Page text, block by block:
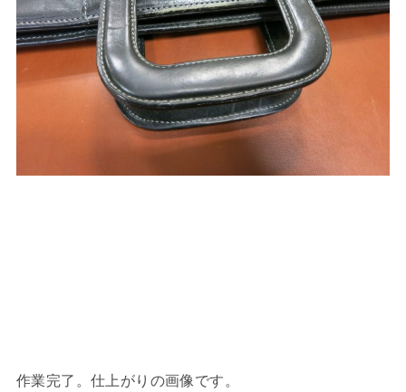
作業完了。仕上がりの画像です。